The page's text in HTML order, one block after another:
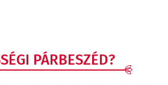
PÁRBESZÉD?